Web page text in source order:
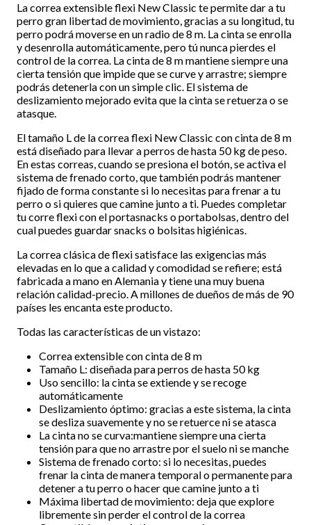
La correa extensible flexi New Classic te permite dar a tu
perro gran libertad de movimiento, gracias a su longitud, tu
perro podrá moverse en un radio de 8 m. La cinta se enrolla
y desenrolla automáticamente, pero tú nunca pierdes el
control de la correa. La cinta de 8 m mantiene siempre una
cierta tensión que impide que se curve y arrastre; siempre
podrás detenerla con un simple clic. El sistema de
deslizamiento mejorado evita que la cinta se retuerza o se
atasque.
El tamaño L de la correa flexi New Classic con cinta de 8 m
está diseñado para llevar a perros de hasta 50 kg de peso.
En estas correas, cuando se presiona el botón, se activa el
sistema de frenado corto, que también podrás mantener
fijado de forma constante si lo necesitas para frenar a tu
perro o si quieres que camine junto a ti. Puedes completar
tu corre flexi con el portasnacks o portabolsas, dentro del
cual puedes guardar snacks o bolsitas higiénicas.
La correa clásica de flexi satisface las exigencias más
elevadas en lo que a calidad y comodidad se refiere; está
fabricada a mano en Alemania y tiene una muy buena
relación calidad-precio. A millones de dueños de más de 90
países les encanta este producto.
Todas las características de un vistazo:
Correa extensible con cinta de 8 m
Tamaño L: diseñada para perros de hasta 50 kg
Uso sencillo: la cinta se extiende y se recoge
automáticamente
Deslizamiento óptimo: gracias a este sistema, la cinta
se desliza suavemente y no se retuerce ni se atasca
La cinta no se curva:mantiene siempre una cierta
tensión para que no arrastre por el suelo ni se manche
Sistema de frenado corto: si lo necesitas, puedes
frenar la cinta de manera temporal o permanente para
detener a tu perro o hacer que camine junto a ti
Máxima libertad de movimiento: deja que explore
libremente sin perder el control de la correa